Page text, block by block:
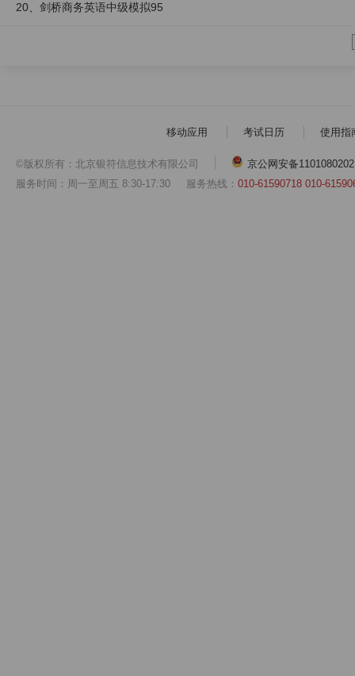
20、剑桥商务英语中级模拟95
移动应用 考试日历 使用指
©版权所有：北京银符信息技术有限公司
京公网安备
服务时间：周一至周五 8:30-17:30 服务热线： 010-61590718 010-